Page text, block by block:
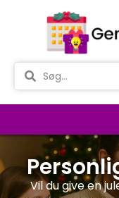
Vil du give en